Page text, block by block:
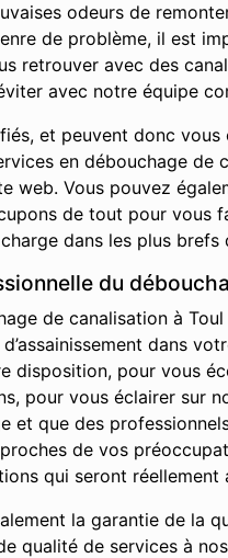
odeurs de
de problème, il est
retrouver avec des
avec notre équipe
et peuvent donc
en débouchage de
web. Vous pouvez
de tout pour
dans les plus brefs
du
de canalisation à
dans
disposition, pour vous
pour vous éclairer sur
et que des
de vos
qui seront
la garantie de la
qualité de services à